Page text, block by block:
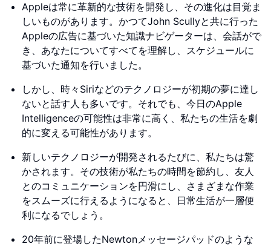
Appleは常に革新的な技術を開発し、その進化は目覚ま
しいものがあります。かつてJohn Scullyと共に行った
Appleの広告に基づいた知識ナビゲーターは、会話がで
き、あなたについてすべてを理解し、スケジュールに
基づいた通知を行いました。
しかし、時々Siriなどのテクノロジーが初期の夢に達し
ないと話す人も多いです。それでも、今日のApple
Intelligenceの可能性は非常に高く、私たちの生活を劇
的に変える可能性があります。
新しいテクノロジーが開発されるたびに、私たちは驚
かされます。その技術が私たちの時間を節約し、友人
とのコミュニケーションを円滑にし、さまざまな作業
をスムーズに行えるようになると、日常生活が一層便
利になるでしょう。
20年前に登場したNewtonメッセージパッドのような